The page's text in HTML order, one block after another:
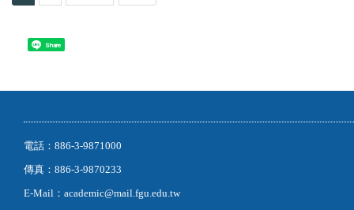
Share
電話：886-3-9871000
傳真：886-3-9870233
E-Mail：academic@mail.fgu.edu.tw